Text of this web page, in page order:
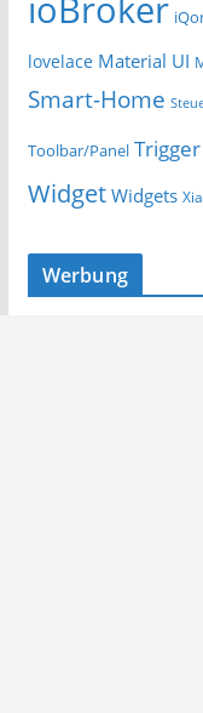
ioBroker
lovelace Material UI
Smart-Home
Toolbar/Panel Trigger
Widget Widgets
Werbung